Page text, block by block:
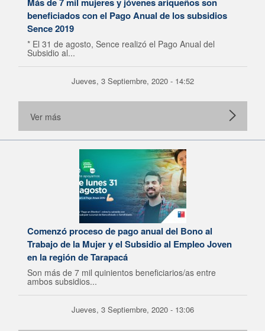
beneficiados con el Pago Anual de los subsidios
Sence 2019
* El 31 de agosto, Sence realizó el Pago Anual del
Subsidio al...
Jueves, 3 Septiembre, 2020 - 14:52
Ver más
Comenzó proceso de pago anual del Bono al
Trabajo de la Mujer y el Subsidio al Empleo Joven
en la región de Tarapacá
Son más de 7 mil quinientos beneficiarios/as entre
ambos subsidios...
Jueves, 3 Septiembre, 2020 - 13:06